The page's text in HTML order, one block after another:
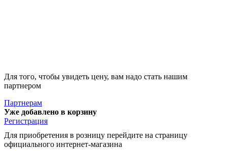
Для того, чтобы увидеть цену, вам надо стать нашим
партнером
Партнерам
Уже добавлено в корзину
Регистрация
Для приобретения в розницу перейдите на страницу
официального интернет-магазина